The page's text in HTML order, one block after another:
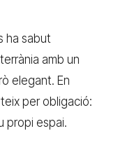
ha sabut
amb un
elegant. En
per obligació:
propi espai.